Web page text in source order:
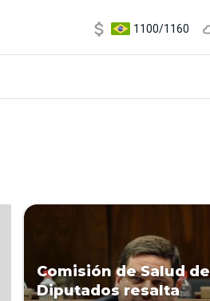
1100/1160
Comisión de Salud de
Diputados resalta